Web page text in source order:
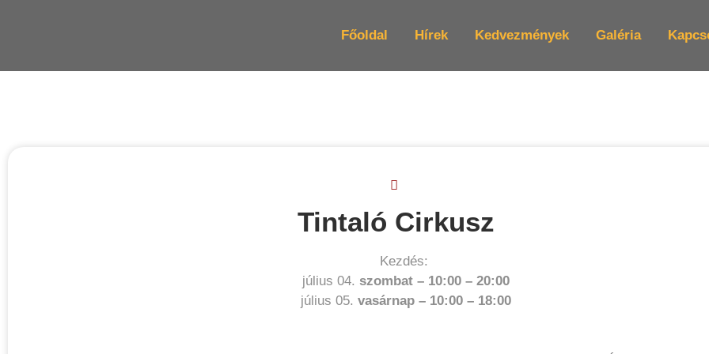
Főoldal Hírek Kedvezmények Galéria
Tintaló Cirkusz
Kezdés:
július 04. szombat – 10:00– 20:00
július 05. vasárnap – 10:00– 18:00